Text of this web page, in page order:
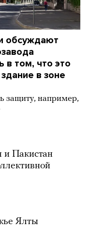
обсуждают
в том, что это
в зоне
защиту, например,
и Пакистан
Ялты